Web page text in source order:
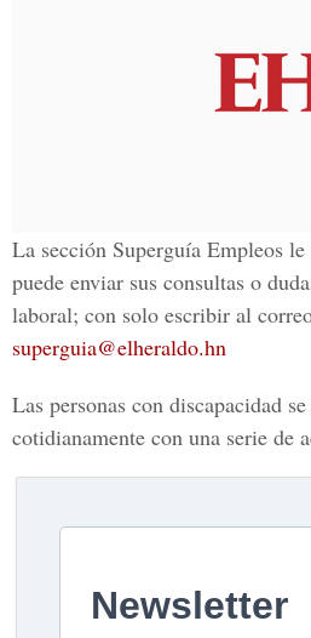
La sección Superguía Empleos le
puede enviar sus consultas o
laboral; con solo escribir al
superguia@elheraldo.hn
Las personas con discapacidad
cotidianamente con una serie de